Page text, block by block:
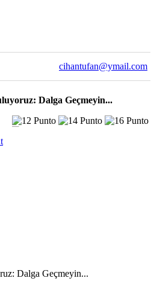
cihantufan@ymail.com
Dalga Geçmeyin...
Dalga Geçmeyin...